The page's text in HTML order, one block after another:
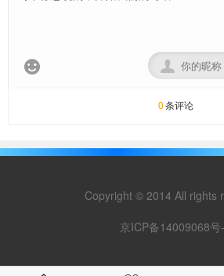
 
0条评论
Copyright © 2014 All rights
京ICP备14009068号